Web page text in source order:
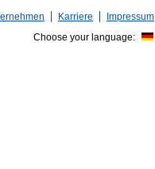
Karriere Impressum
Choose your language: